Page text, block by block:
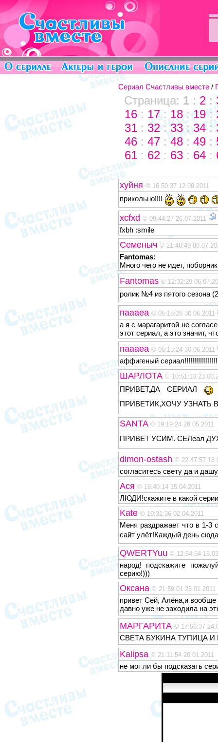
Сериал Счастливы вместе /
Страница: 1 : 2 :
16 : 17: 18 :19:
31 : 32:33:34:
46 : 47 :48 : 49 :
61 : 62 : 63 : 64 :
хуйня © 16:50:37 12.09.2011
прикольно!!!!
xcfxd © 09:44:27 26.07.2011
fxbh :smile
Семеныч © 21:46:49
Fantomas:
Много чего не идет,
Fantomas © 12:32:29
ролик №4 из пятого сезона
паааеа © 05:18:28 30.06.2011
а я с марагаритой не
этот сериал, а это значит,
паааеа © 05:15:24 30.06.2011
аффигеный
ШАРЛОТА © 10:51:13
ПРИВЕТ,ДА СЕРИАЛ
ПРИВЕТИК,ХОЧУ
SANTA © 19:19:24 28.05.2011
ПРИВЕТ УСИМ. СЕЛеал
dimon-ostash © 22:47:57
согласитесь свету да и
Ася © 16:40:14 15.04.2011
ЛЮДИ!скажите в какой
Kate © 19:31:36 02.04.2011
Меня раздражает что в 1-3
сайт улёт!Каждый день
QWERTYuu © 12:54:54
народ! подскажите
серию!)))
Оксана © 21:59:01 25.01.2011
привет Сей, Алёна,и
давно уже не заходила на
МАРГАРИТА © 17:56:37
СВЕТА БУКИНА ТУПИЦА
Kalipsa © 21:11:54 20.01.2011
не мог ли бы подсказать